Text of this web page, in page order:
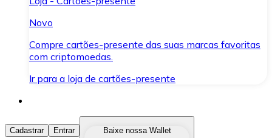
Novo
Compre cartões-presente das suas marcas favoritas
com criptomoedas.
Ir para a loja de cartões-presente
Comprar Criptomoedas
Cadastrar Entrar
Baixe nossa Wallet